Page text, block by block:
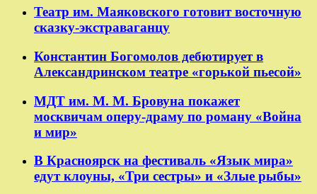
Театр им. Маяковского готовит восточную
сказку-экстраваганцу
Константин Богомолов дебютирует в
Александринском театре «горькой пьесой»
МДТ им. М. М. Бровуна покажет
москвичам оперу-драму по роману «Война
и мир»
В Красноярск на фестиваль «Язык мира»
едут клоуны, «Три сестры» и «Злые рыбы»